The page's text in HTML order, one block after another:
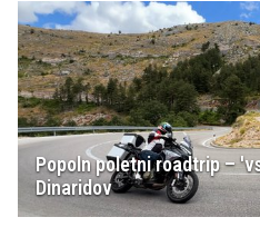
Popoln poletni roadtrip –
Dinaridov